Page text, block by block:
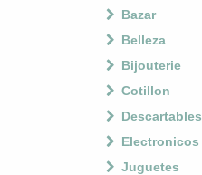
Bazar
Belleza
Bijouterie
Cotillon
Descartables
Electronicos
Juguetes